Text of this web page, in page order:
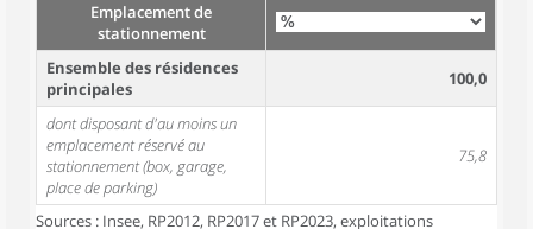
Emplacement de
stationnement
Ensemble des résidences
principales
100,0
dont disposant d'au moins un
emplacement réservé au
stationnement (box, garage,
place de parking)
75,8
Sources : Insee, RP2012, RP2017 et RP2023, exploitations